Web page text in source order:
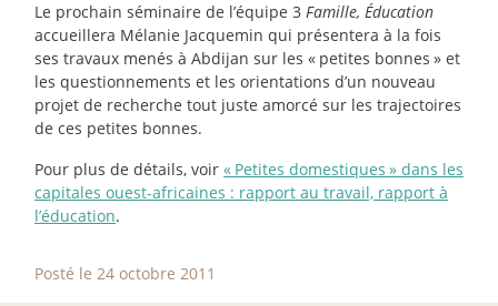
Le prochain séminaire de l’équipe 3 Famille, Éducation
accueillera Mélanie Jacquemin qui présentera à la fois
ses travaux menés à Abdijan sur les « petites bonnes » et
les questionnements et les orientations d’un nouveau
projet de recherche tout juste amorcé sur les trajectoires
de ces petites bonnes.
Pour plus de détails, voir « Petites domestiques » dans les
capitales ouest-africaines : rapport au travail, rapport à
l’éducation.
Posté le 24 octobre 2011